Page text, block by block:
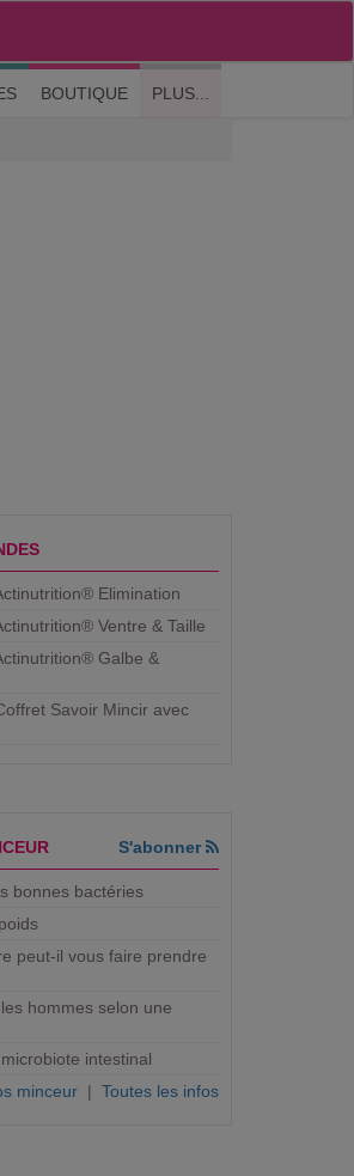
connecter| ? Visite guidée
BOUTIQUE PLUS...
Elimination
Ventre & Taille
Galbe &
Savoir Mincir avec
S'abonner
bonnes bactéries
peut-il vous faire prendre
hommes selon une
intestinal
minceur | Toutes les infos